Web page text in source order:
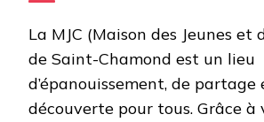
La MJC (Maison des Jeunes et
de Saint-Chamond est un lieu
d’épanouissement, de partage
découverte pour tous. Grâce à